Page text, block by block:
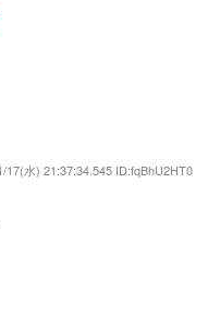
17(水) 21:37:34.545 ID:fqBhU2HT0